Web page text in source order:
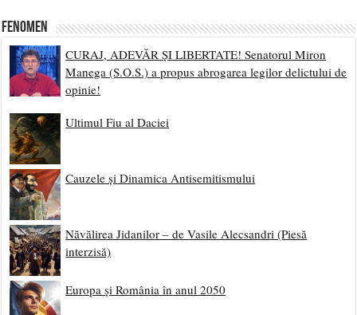
Fenomen
CURAJ, ADEVĂR ȘI LIBERTATE! Senatorul Miron
Manega (S.O.S.) a propus abrogarea legilor delictului de
opinie!
Ultimul Fiu al Daciei
Cauzele și Dinamica Antisemitismului
Năvălirea Jidanilor – de Vasile Alecsandri (Piesă
interzisă)
Europa și România în anul 2050